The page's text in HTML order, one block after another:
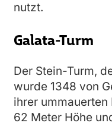
nutzt.
Galata-Turm
Der Stein-Turm,
wurde 1348 von
ihrer ummauerten
62 Meter Höhe